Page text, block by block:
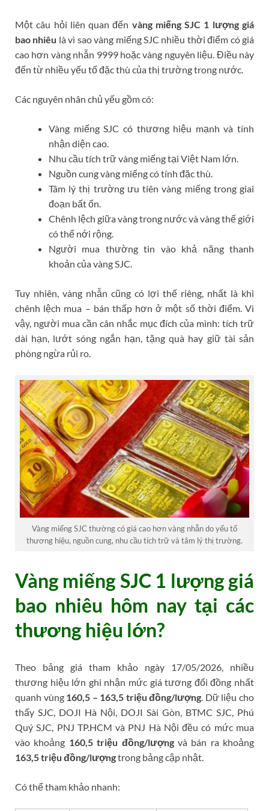
Một câu hỏi liên quan đến vàng miếng SJC 1 lượng giá
bao nhiêu là vì sao vàng miếng SJC nhiều thời điểm có giá
cao hơn vàng nhẫn 9999 hoặc vàng nguyên liệu. Điều này
đến từ nhiều yếu tố đặc thù của thị trường trong nước.
Các nguyên nhân chủ yếu gồm có:
Vàng miếng SJC có thương hiệu mạnh và tính
nhận diện cao.
Nhu cầu tích trữ vàng miếng tại Việt Nam lớn.
Nguồn cung vàng miếng có tính đặc thù.
Tâm lý thị trường ưu tiên vàng miếng trong giai
đoạn bất ổn.
Chênh lệch giữa vàng trong nước và vàng thế giới
có thể nới rộng.
Người mua thường tin vào khả năng thanh
khoản của vàng SJC.
Tuy nhiên, vàng nhẫn cũng có lợi thế riêng, nhất là khi
chênh lệch mua – bán thấp hơn ở một số thời điểm. Vì
vậy, người mua cần cân nhắc mục đích của mình: tích trữ
dài hạn, lướt sóng ngắn hạn, tặng quà hay giữ tài sản
phòng ngừa rủi ro.
Vàng miếng SJC thường có giá cao hơn vàng nhẫn do yếu tố
thương hiệu, nguồn cung, nhu cầu tích trữ và tâm lý thị trường.
Vàng miếng SJC 1 lượng giá
bao nhiêu hôm nay tại các
thương hiệu lớn?
Theo bảng giá tham khảo ngày 17/05/2026, nhiều
thương hiệu lớn ghi nhận mức giá tương đối đồng nhất
quanh vùng 160,5 – 163,5 triệu đồng/lượng. Dữ liệu cho
thấy SJC, DOJI Hà Nội, DOJI Sài Gòn, BTMC SJC, Phú
Quý SJC, PNJ TP.HCM và PNJ Hà Nội đều có mức mua
vào khoảng 160,5 triệu đồng/lượngvà bán ra khoảng
163,5 triệu đồng/lượngtrong bảng cập nhật.
Có thể tham khảo nhanh: